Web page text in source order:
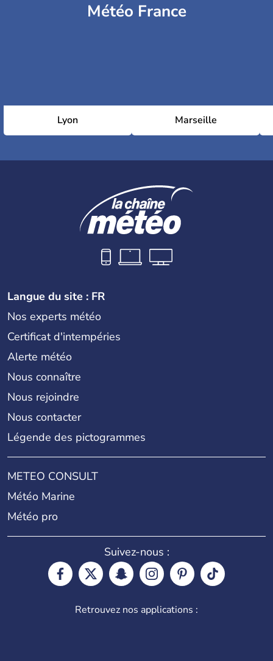
Météo France
Lyon Marseille
Langue du site : FR
Nos experts météo
Certificat d'intempéries
Alerte météo
Nous connaître
Nous rejoindre
Nous contacter
Légende des pictogrammes
METEO CONSULT
Météo Marine
Météo pro
Suivez-nous :
Retrouvez nos applications :